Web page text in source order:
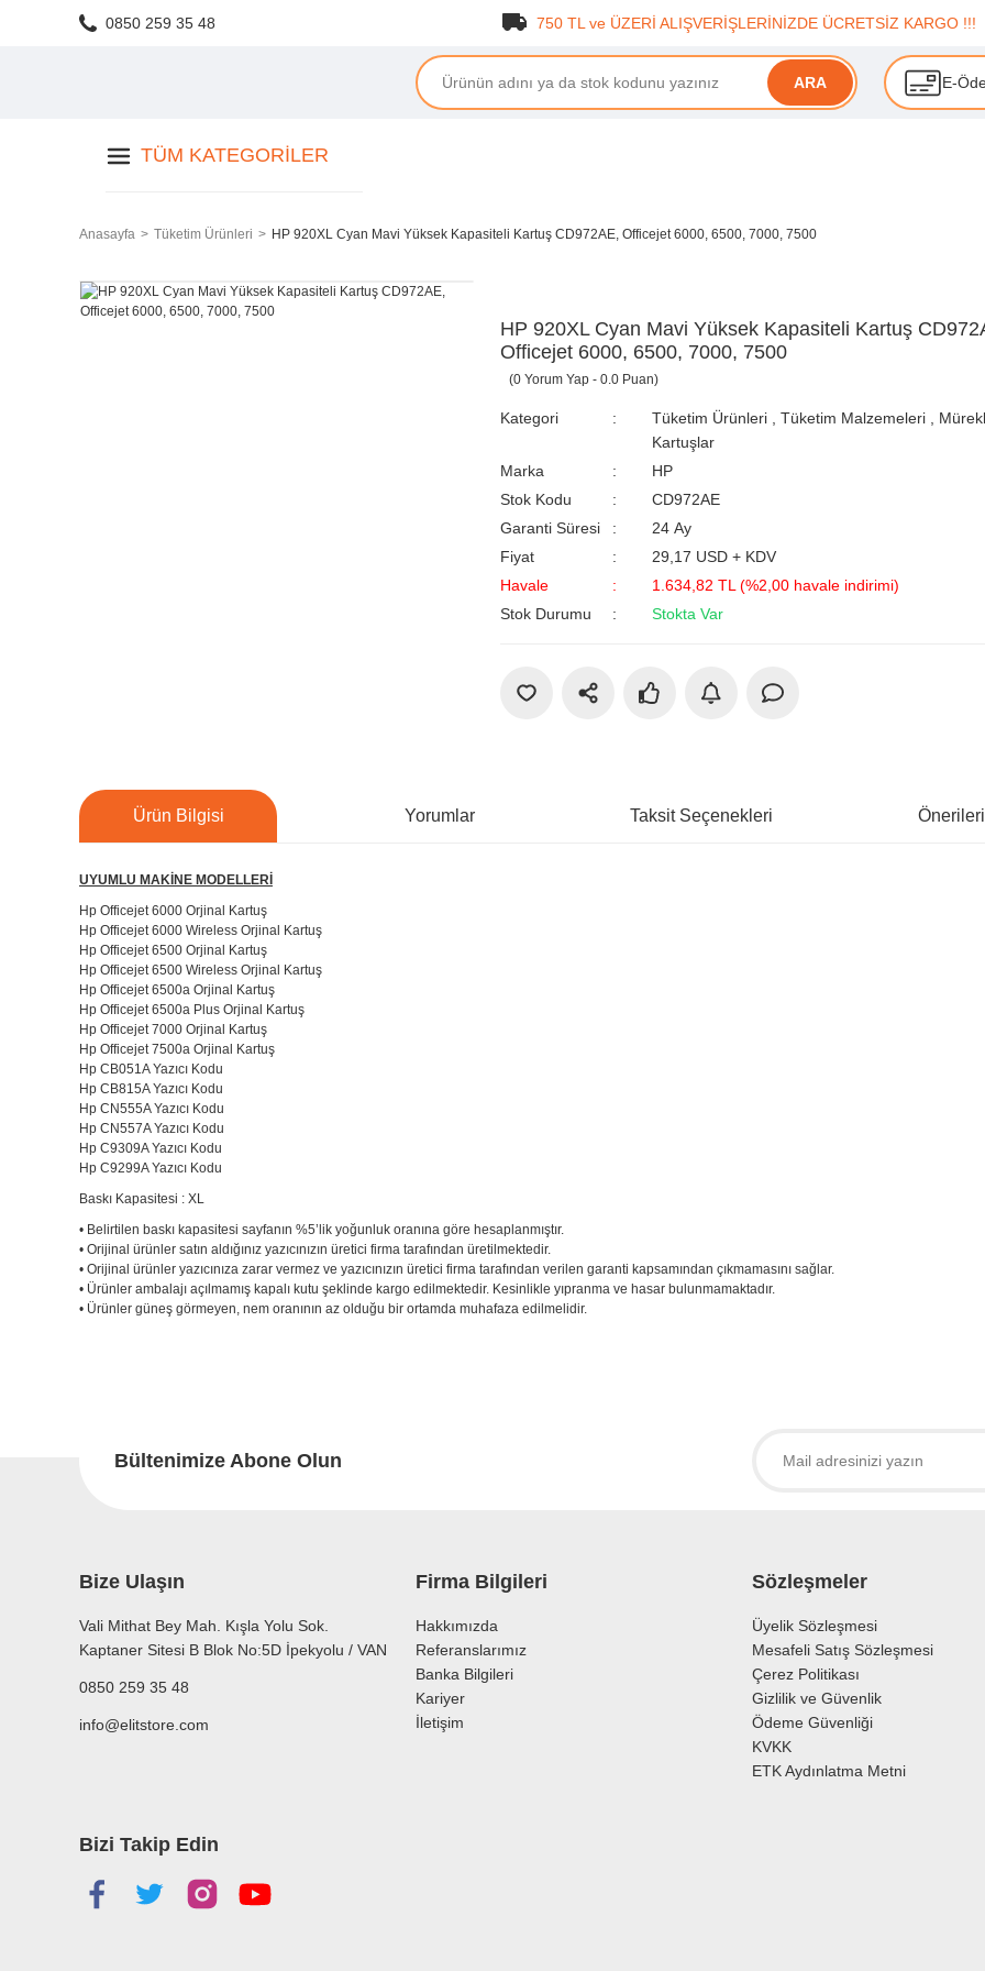
0850 259 35 48 750 TL ve ÜZERİ ALIŞVERİŞLERİNİZDE ÜCRETSİZ KARGO !!!
ARA E-
TÜM KATEGORILER
Anasayfa Tüketim Ürünleri HP 920XL Cyan Mavi Yüksek Kapasiteli Kartuş CD972AE, Officejet 6000, 6500, 7000, 7500
HP 920XL Cyan Mavi Yüksek Kapasiteli Kartuş
Officejet 6000, 6500, 7000, 7500
(0 Yorum Yap - 0.0 Puan)
Kategori Tüketim Ürünleri Tüketim Malzemeleri
Kartuşlar
Marka
HP
Stok Kodu
CD972AE
Garanti Süresi
24 Ay
Fiyat
29,17 USD + KDV
Havale
1.634,82 TL (%2,00 havale indirimi)
Stok Durumu
Stokta Var
Ürün Bilgisi Yorumlar Taksit Seçenekleri
UYUMLU MAKİNE MODELLERİ
Hp Officejet 6000 Orjinal Kartuş
Hp Officejet 6000 Wireless Orjinal Kartuş
Hp Officejet 6500 Orjinal Kartuş
Hp Officejet 6500 Wireless Orjinal Kartuş
Hp Officejet 6500a Orjinal Kartuş
Hp Officejet 6500a Plus Orjinal Kartuş
Hp Officejet 7000 Orjinal Kartuş
Hp Officejet 7500a Orjinal Kartuş
Hp CB051A Yazıcı Kodu
Hp CB815A Yazıcı Kodu
Hp CN555A Yazıcı Kodu
Hp CN557A Yazıcı Kodu
Hp C9309A Yazıcı Kodu
Hp C9299A Yazıcı Kodu
Baskı Kapasitesi : XL
• Belirtilen baskı kapasitesi sayfanın %5’lik yoğunluk oranına göre hesaplanmıştır.
• Orijinal ürünler satın aldığınız yazıcınızın üretici firma tarafından üretilmektedir.
• Orijinal ürünler yazıcınıza zarar vermez ve yazıcınızın üretici firma tarafından verilen garanti kapsamından çıkmamasını sağlar.
• Ürünler ambalajı açılmamış kapalı kutu şeklinde kargo edilmektedir. Kesinlikle yıpranma ve hasar bulunmamaktadır.
• Ürünler güneş görmeyen, nem oranının az olduğu bir ortamda muhafaza edilmelidir.
Bültenimize Abone Olun
Bize Ulaşın
Vali Mithat Bey Mah. Kışla Yolu Sok.
Kaptaner Sitesi B Blok No:5D İpekyolu / VAN
0850 259 35 48
info@elitstore.com
Firma Bilgileri
Hakkımızda
Referanslarımız
Banka Bilgileri
Kariyer
İletişim
Sözleşmeler
Üyelik Sözleşmesi
Mesafeli Satış Sözleşmesi
Çerez Politikası
Gizlilik ve Güvenlik
Ödeme Güvenliği
KVKK
ETK Aydınlatma Metni
Bizi Takip Edin